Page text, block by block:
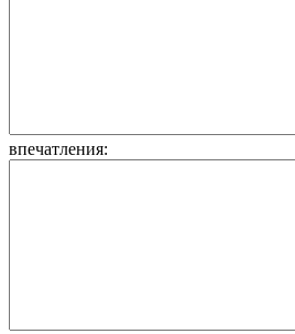
впечатления: